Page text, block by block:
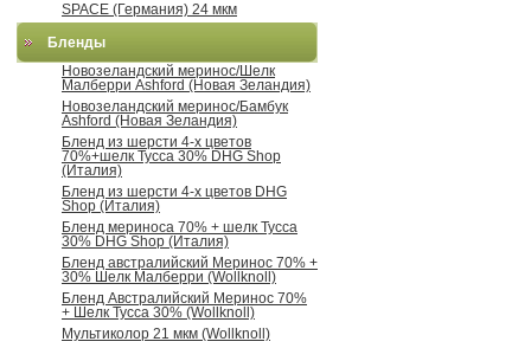
SPACE (Германия) 24 мкм
Бленды
Новозеландский меринос/Шелк
Малберри Ashford (Новая Зеландия)
Новозеландский меринос/Бамбук
Ashford (Новая Зеландия)
Бленд из шерсти 4-х цветов
70%+шелк Тусса 30% DHG Shop
(Италия)
Бленд из шерсти 4-х цветов DHG
Shop (Италия)
Бленд мериноса 70% + шелк Тусса
30% DHG Shop (Италия)
Бленд австралийский Меринос 70% +
30% Шелк Малберри (Wollknoll)
Бленд Австралийский Меринос 70%
+ Шелк Тусса 30% (Wollknoll)
Мультиколор 21 мкм (Wollknoll)